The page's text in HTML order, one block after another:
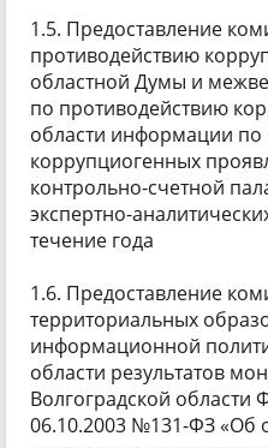
1.5. Предоставление
противодействию
областной Думы и
по противодействию
области информации
коррупциогенных
контрольно-счетной
экспертно-
течение года
1.6. Предоставление
территориальных
информационной
области результатов
Волгоградской области
06.10.2003 №131-ФЗ «Об